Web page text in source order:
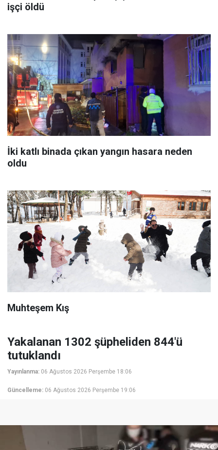
işçi öldü
İki katlı binada çıkan yangın hasara neden
oldu
Muhteşem Kış
Yakalanan 1302 şüpheliden 844'ü
tutuklandı
Yayınlanma: 06 Ağustos 2026 Perşembe 18:06
Güncelleme: 06 Ağustos 2026 Perşembe 19:06